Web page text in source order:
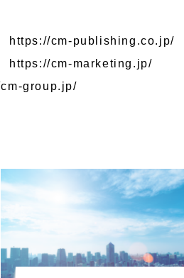
https://cm-publishing.co.jp/
https://cm-marketing.jp/
group.jp/